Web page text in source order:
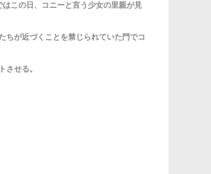
この日、コニーと言う少女の里親が見
ちが近づくことを禁じられていた門でコ
させる。